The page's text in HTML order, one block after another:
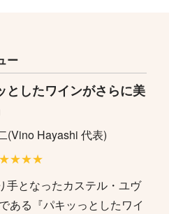
ー
としたワインがさらに美
(Vino Hayashi 代表)
手となったカステル・ユヴ
ある『パキッっとしたワイ